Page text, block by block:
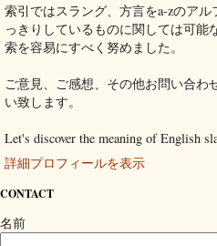
索引ではスラング、方言をa-zのア
っきりしているものに関しては可能
索を容易にすべく努めました。
ご意見、ご感想、その他お問い合
い致します。
Let's discover the meaning of English
詳細プロフィールを表示
CONTACT
名前